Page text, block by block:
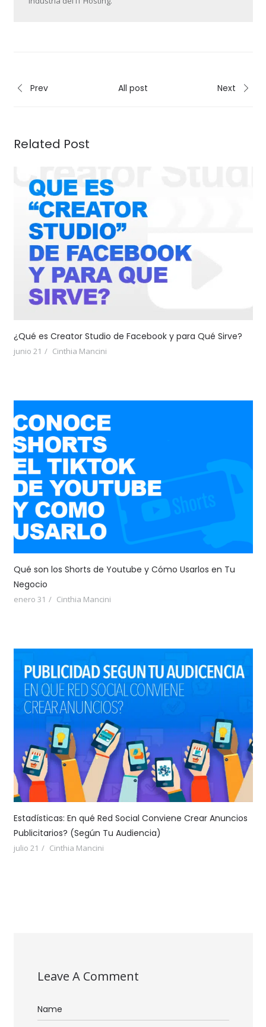
Prev All post Next
Related Post
¿Qué es Creator Studio de Facebook y para Qué Sirve?
junio 21 Cinthia Mancini
Qué son los Shorts de Youtube y Cómo Usarlos en Tu
Negocio
enero 31 Cinthia Mancini
Estadísticas: En qué Red Social Conviene Crear Anuncios
Publicitarios? (Según Tu Audiencia)
julio 21 Cinthia Mancini
Leave A Comment